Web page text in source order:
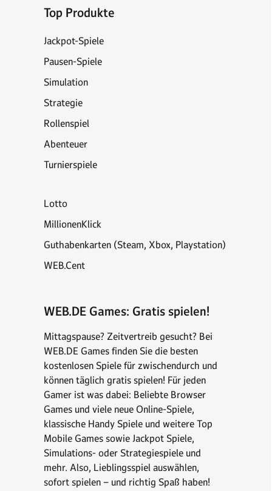
Top Produkte
Jackpot-Spiele
Pausen-Spiele
Simulation
Strategie
Rollenspiel
Abenteuer
Turnierspiele
Lotto
MillionenKlick
Guthabenkarten (Steam, Xbox, Playstation)
WEB.Cent
WEB.DE Games: Gratis spielen!
Mittagspause? Zeitvertreib gesucht? Bei
WEB.DE Games finden Sie die besten
kostenlosen Spiele für zwischendurch und
können täglich gratis spielen! Für jeden
Gamer ist was dabei: Beliebte Browser
Games und viele neue Online-Spiele,
klassische Handy Spiele und weitere Top
Mobile Games sowie Jackpot Spiele,
Simulations- oder Strategiespiele und
mehr. Also, Lieblingsspiel auswählen,
sofort spielen – und richtig Spaß haben!